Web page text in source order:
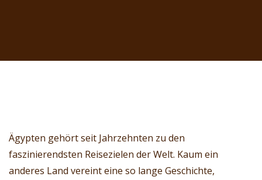
Ägypten gehört seit Jahrzehnten zu den
faszinierendsten Reisezielen der Welt. Kaum ein
anderes Land vereint eine so lange Geschichte,